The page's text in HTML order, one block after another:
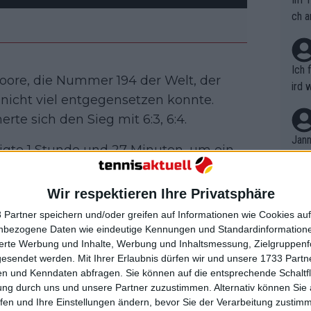
Wir respektieren Ihre Privatsphäre
Partner speichern und/oder greifen auf Informationen wie Cookies
Daten wie eindeutige Kennungen und
Werbung und Inhalte, Werbung und Inhaltsmessung,
werden. Mit Ihrer Erlaubnis dürfen wir und unsere 1733
und Kenndaten abfragen. Sie können auf die entsprechende
durch uns und unsere Partner zuzustimmen. Alternativ können Sie
und Ihre Einstellungen ändern, bevor Sie der Verarbeitung
die Nummer 194 der Welt, der
viel entgegensetzen konnte.
sich den Sieg mit 6:3, 6:4.
1 Stunde und 27 Minuten, um ein
galt. Er schlug 11 Asse und
er beide Breakbälle gegen ihn
Aufschlag.
zwischen seinem Landsmann
ch
Ich
ird
r in
em
t,
B.
on
n
nt.